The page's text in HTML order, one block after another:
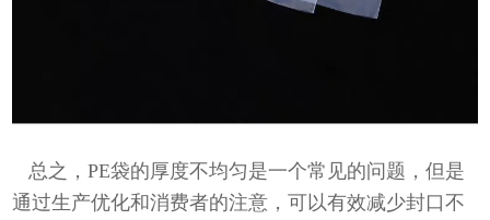
总之，PE袋的厚度不均匀是一个常见的问题，但是
通过生产优化和消费者的注意，可以有效减少封口不